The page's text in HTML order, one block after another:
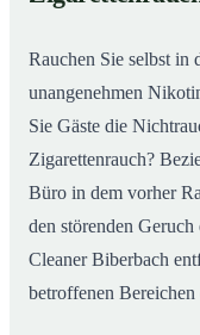
Rauchen Sie selbst in
unangenehmen
Sie Gäste die
Zigarettenrauch?
Büro in dem vorher
den störenden
Cleaner Biberbach
betroffenen